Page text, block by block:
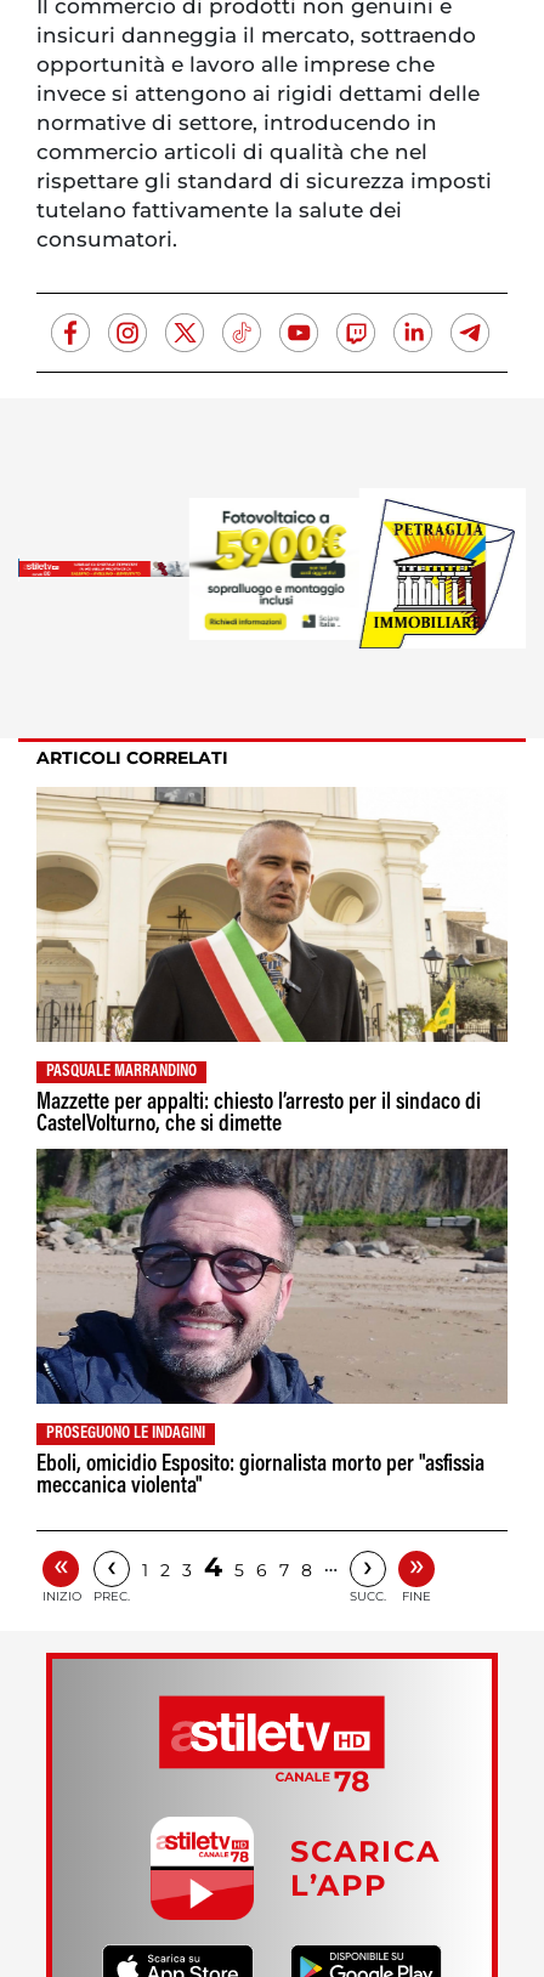
Il commercio di prodotti non genuini e
insicuri danneggia il mercato, sottraendo
opportunità e lavoro alle imprese che
invece si attengono ai rigidi dettami delle
normative di settore, introducendo in
commercio articoli di qualità che nel
rispettare gli standard di sicurezza imposti
tutelano fattivamente la salute dei
consumatori.
ARTICOLI CORRELATI
PASQUALE MARRANDINO
Mazzette per appalti: chiesto l’arresto per il sindaco di
CastelVolturno, che si dimette
PROSEGUONO LE INDAGINI
Eboli, omicidio Esposito: giornalista morto per "asfissia
meccanica violenta"
«
INIZIO
‹
PREC.
1 2 3 4 5 6 7 8 … ›
SUCC.
»
FINE
SCARICA
L’APP